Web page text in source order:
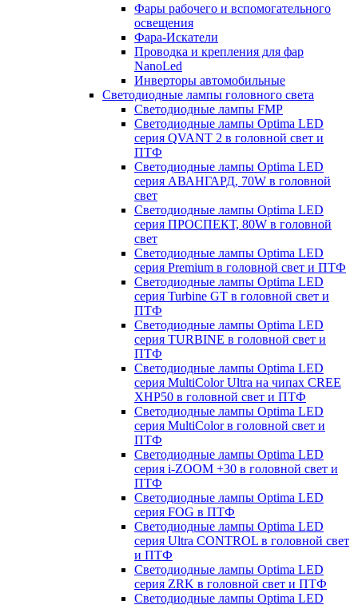
Фары рабочего и вспомогательного
освещения
Фара-Искатели
Проводка и крепления для фар
NanoLed
Инверторы автомобильные
Светодиодные лампы головного света
Светодиодные лампы FMP
Светодиодные лампы Optima LED
серия QVANT 2 в головной свет и
ПТФ
Светодиодные лампы Optima LED
серия АВАНГАРД, 70W в головной
свет
Светодиодные лампы Optima LED
серия ПРОСПЕКТ, 80W в головной
свет
Светодиодные лампы Optima LED
серия Premium в головной свет и ПТФ
Светодиодные лампы Optima LED
серия Turbine GT в головной свет и
ПТФ
Светодиодные лампы Optima LED
серия TURBINE в головной свет и
ПТФ
Светодиодные лампы Optima LED
серия MultiColor Ultra на чипах CREE
XHP50 в головной свет и ПТФ
Светодиодные лампы Optima LED
серия MultiColor в головной свет и
ПТФ
Светодиодные лампы Optima LED
серия i-ZOOM +30 в головной свет и
ПТФ
Светодиодные лампы Optima LED
серия FOG в ПТФ
Светодиодные лампы Optima LED
серия Ultra CONTROL в головной свет
и ПТФ
Светодиодные лампы Optima LED
серия ZRK в головной свет и ПТФ
Светодиодные лампы Optima LED